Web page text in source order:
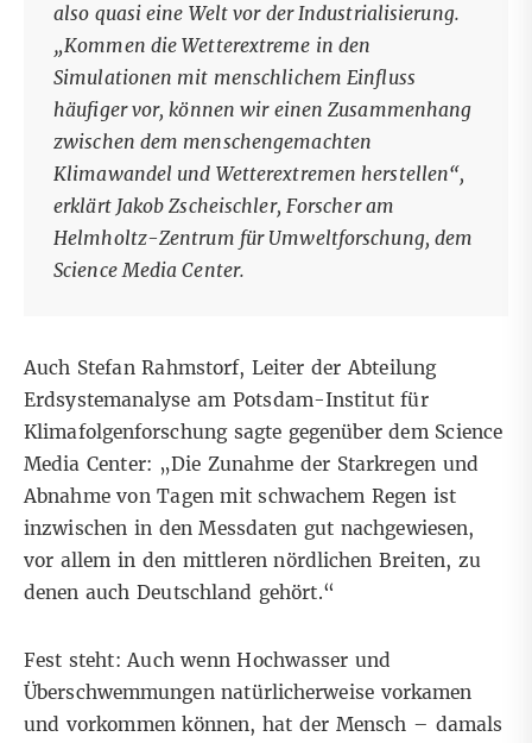
also quasi eine Welt vor der Industrialisierung.
„Kommen die Wetterextreme in den
Simulationen mit menschlichem Einfluss
häufiger vor, können wir einen Zusammenhang
zwischen dem menschengemachten
Klimawandel und Wetterextremen herstellen“,
erklärt Jakob Zscheischler, Forscher am
Helmholtz-Zentrum für Umweltforschung, dem
Science Media Center.
Auch Stefan Rahmstorf, Leiter der Abteilung
Erdsystemanalyse am Potsdam-Institut für
Klimafolgenforschung sagte gegenüber dem Science
Media Center: „Die Zunahme der Starkregen und
Abnahme von Tagen mit schwachem Regen ist
inzwischen in den Messdaten gut nachgewiesen,
vor allem in den mittleren nördlichen Breiten, zu
denen auch Deutschland gehört.“
Fest steht: Auch wenn Hochwasser und
Überschwemmungen natürlicherweise vorkamen
und vorkommen können, hat der Mensch – damals